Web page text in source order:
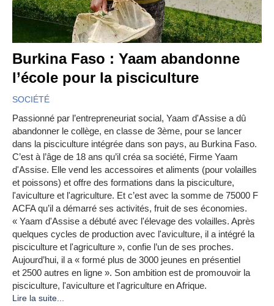
Burkina Faso : Yaam abandonne
l’école pour la pisciculture
SOCIÉTÉ
Passionné par l’entrepreneuriat social, Yaam d'Assise a dû
abandonner le collège, en classe de 3ème, pour se lancer
dans la pisciculture intégrée dans son pays, au Burkina Faso.
C’est à l’âge de 18 ans qu’il créa sa société, Firme Yaam
d'Assise. Elle vend les accessoires et aliments (pour volailles
et poissons) et offre des formations dans la pisciculture,
l'aviculture et l'agriculture. Et c’est avec la somme de 75000 F
ACFA qu’il a démarré ses activités, fruit de ses économies.
« Yaam d'Assise a débuté avec l'élevage des volailles. Après
quelques cycles de production avec l'aviculture, il a intégré la
pisciculture et l'agriculture », confie l’un de ses proches.
Aujourd’hui, il a « formé plus de 3000 jeunes en présentiel
et 2500 autres en ligne ». Son ambition est de promouvoir la
pisciculture, l'aviculture et l'agriculture en Afrique.
Lire la suite...